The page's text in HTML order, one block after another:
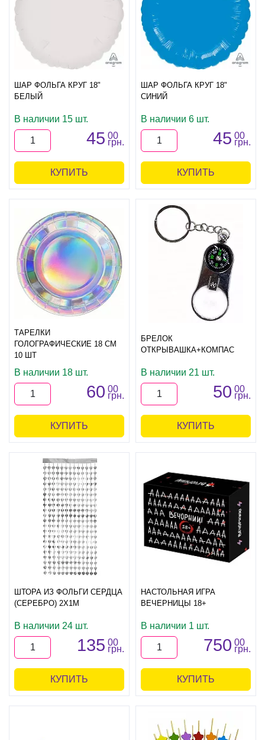
ШАР ФОЛЬГА КРУГ 18"
БЕЛЫЙ
В наличии 15 шт.
45 00
грн.
КУПИТЬ
ШАР ФОЛЬГА КРУГ 18"
СИНИЙ
В наличии 6 шт.
45 00
грн.
КУПИТЬ
ТАРЕЛКИ
ГОЛОГРАФИЧЕСКИЕ 18 СМ
10 ШТ
В наличии 18 шт.
60 00
грн.
КУПИТЬ
БРЕЛОК
ОТКРЫВАШКА+КОМПАС
В наличии 21 шт.
50 00
грн.
КУПИТЬ
ШТОРА ИЗ ФОЛЬГИ СЕРДЦА
(СЕРЕБРО) 2Х1М
В наличии 24 шт.
135 00
грн.
КУПИТЬ
НАСТОЛЬНАЯ ИГРА
ВЕЧЕРНИЦЫ 18+
В наличии 1 шт.
750 00
грн.
КУПИТЬ